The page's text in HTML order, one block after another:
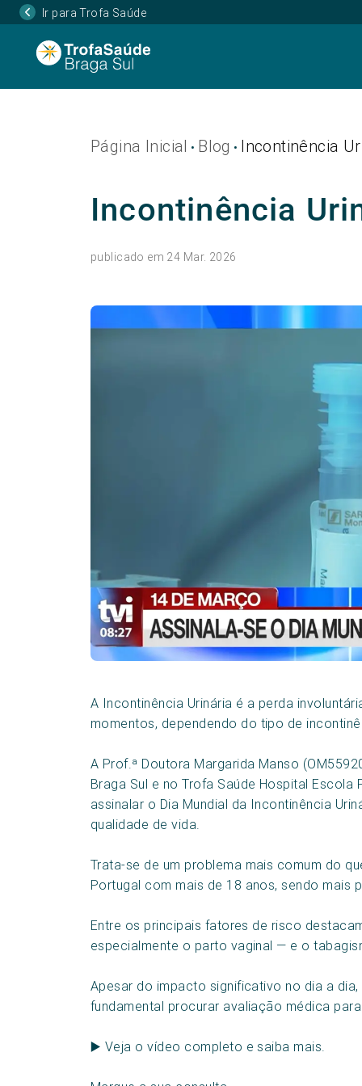
Ir para Trofa Saúde
Página Inicial • Blog • Incontinência
Incontinência
publicado em 24 Mar. 2026
A Incontinência Urinária é a perda
momentos, dependendo do tipo de
A Prof.ª Doutora Margarida Manso
Braga Sul e no Trofa Saúde Hospital
assinalar o Dia Mundial da Incontinência
qualidade de vida.
Trata-se de um problema mais comum do
Portugal com mais de 18 anos, sendo mais
Entre os principais fatores de risco
especialmente o parto vaginal — e o
Apesar do impacto significativo no dia a
fundamental procurar avaliação médica
▶️ Veja o vídeo completo e saiba mais.